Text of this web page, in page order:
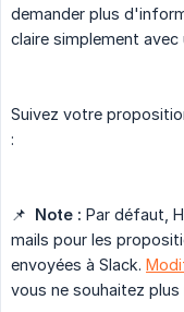
demander plus
claire simplement avec
Suivez votre
:
📌 Note : Par défaut,
mails pour les
envoyées à Slack.
vous ne souhaitez